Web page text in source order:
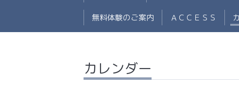
無料体験のご案内 ＡＣＣＥＳＳ
カレンダー